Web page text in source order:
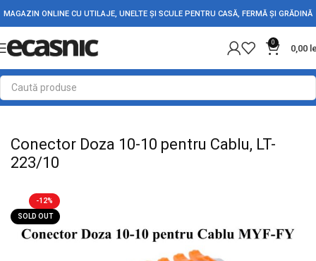
MAGAZIN ONLINE CU UTILAJE, UNELTE ȘI SCULE PENTRU CASĂ, FERMĂ ȘI GRĂDINĂ
0
0,00
Prima pagină Conectica Reglete si Conectori Electrici
Conector Doza 10-10 pentru Cablu, LT-
223/10
-12%
SOLD OUT